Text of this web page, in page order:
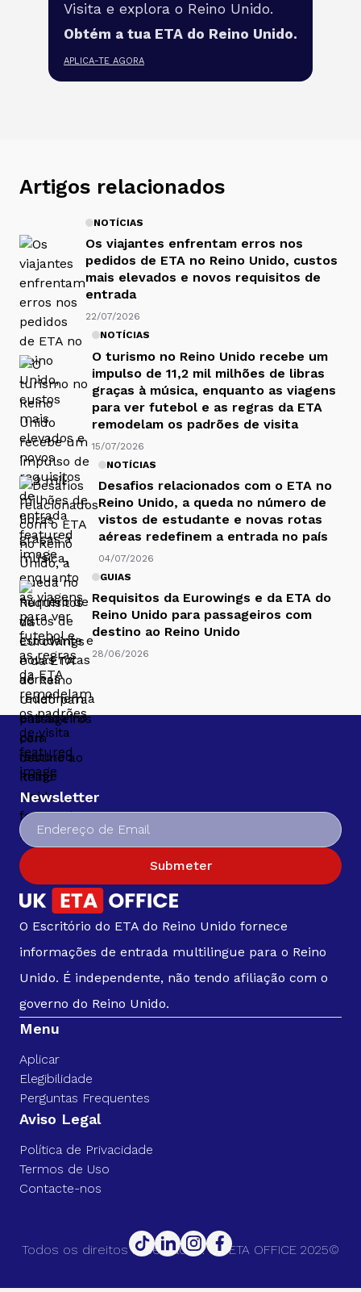
Visita e explora o Reino Unido.
Obtém a tua ETA do Reino Unido.
APLICA-TE AGORA
Artigos relacionados
NOTÍCIAS
Os viajantes enfrentam erros nos
pedidos de ETA no Reino Unido, custos
mais elevados e novos requisitos de
entrada
22/07/2026
NOTÍCIAS
O turismo no Reino Unido recebe um
impulso de 11,2 mil milhões de libras
graças à música, enquanto as viagens
para ver futebol e as regras da ETA
remodelam os padrões de visita
15/07/2026
NOTÍCIAS
Desafios relacionados com o ETA no
Reino Unido, a queda no número de
vistos de estudante e novas rotas
aéreas redefinem a entrada no país
04/07/2026
GUIAS
Requisitos da Eurowings e da ETA do
Reino Unido para passageiros com
destino ao Reino Unido
28/06/2026
Newsletter
Submeter
O Escritório do ETA do Reino Unido fornece
informações de entrada multilingue para o Reino
Unido. É independente, não tendo afiliação com o
governo do Reino Unido.
Menu
Aplicar
Elegibilidade
Perguntas Frequentes
Aviso Legal
Política de Privacidade
Termos de Uso
Contacte-nos
Todos os direitos reservados. UK ETA OFFICE 2025©